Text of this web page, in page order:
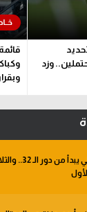
وزد
خبر في الجول -